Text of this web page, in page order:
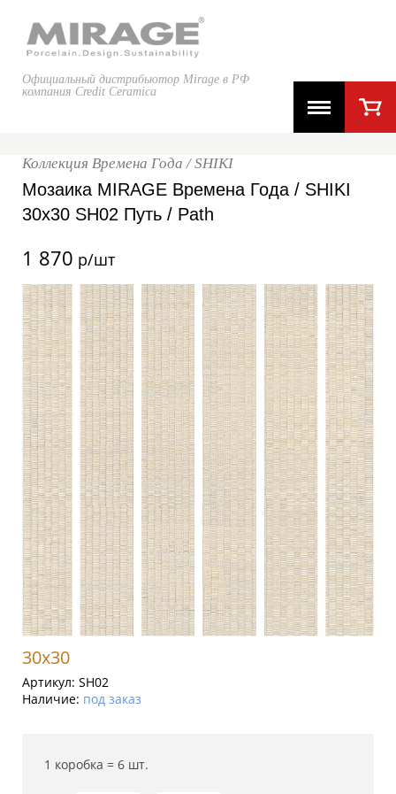
Официальный дистрибьютор Mirage в РФ
компания Credit Ceramica
Коллекция Времена Года / SHIKI
Мозаика MIRAGE Времена Года / SHIKI
30x30 SH02 Путь / Path
1 870 р/шт
30x30
Артикул: SH02
Наличие: под заказ
1 коробка = 6 шт.